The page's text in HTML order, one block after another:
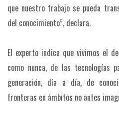
que nuestro trabajo se pueda
del conocimiento”, declara.
El experto indica que vivimos el
como nunca, de las tecnologías
generación, día a día, de
fronteras en ámbitos no antes